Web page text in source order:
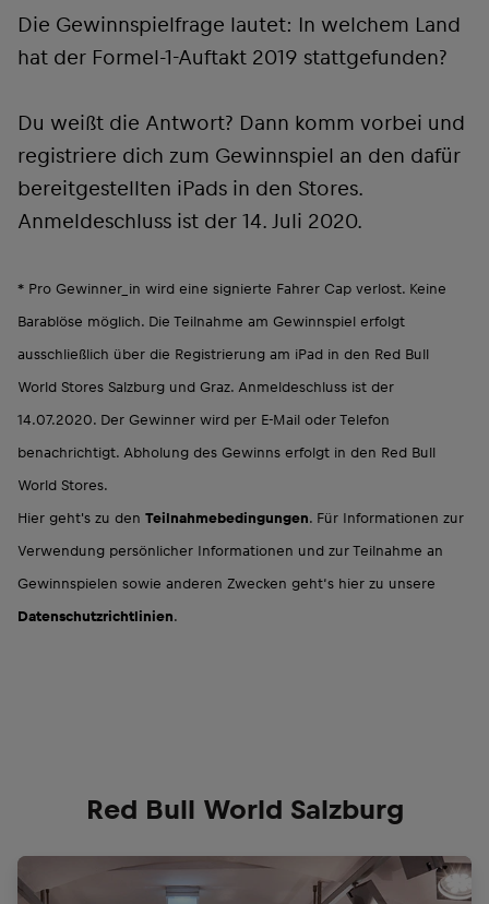
Die Gewinnspielfrage lautet: In welchem Land
hat der Formel-1-Auftakt 2019 stattgefunden?
Du weißt die Antwort? Dann komm vorbei und
registriere dich zum Gewinnspiel an den dafür
bereitgestellten iPads in den Stores.
Anmeldeschluss ist der 14. Juli 2020.
* Pro Gewinner_in wird eine signierte Fahrer Cap verlost. Keine
Barablöse möglich. Die Teilnahme am Gewinnspiel erfolgt
ausschließlich über die Registrierung am iPad in den Red Bull
World Stores Salzburg und Graz. Anmeldeschluss ist der
14.07.2020. Der Gewinner wird per E-Mail oder Telefon
benachrichtigt. Abholung des Gewinns erfolgt in den Red Bull
World Stores.
Hier geht's zu den Teilnahmebedingungen. Für Informationen zur
Verwendung persönlicher Informationen und zur Teilnahme an
Gewinnspielen sowie anderen Zwecken geht‘s hier zu unsere
Datenschutzrichtlinien.
Red Bull World Salzburg